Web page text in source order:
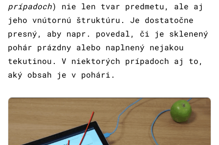
prípadoch) nie len tvar predmetu, ale aj
jeho vnútornú štruktúru. Je dostatočne
presný, aby napr. povedal, či je sklenený
pohár prázdny alebo naplnený nejakou
tekutinou. V niektorých prípadoch aj to,
aký obsah je v pohári.